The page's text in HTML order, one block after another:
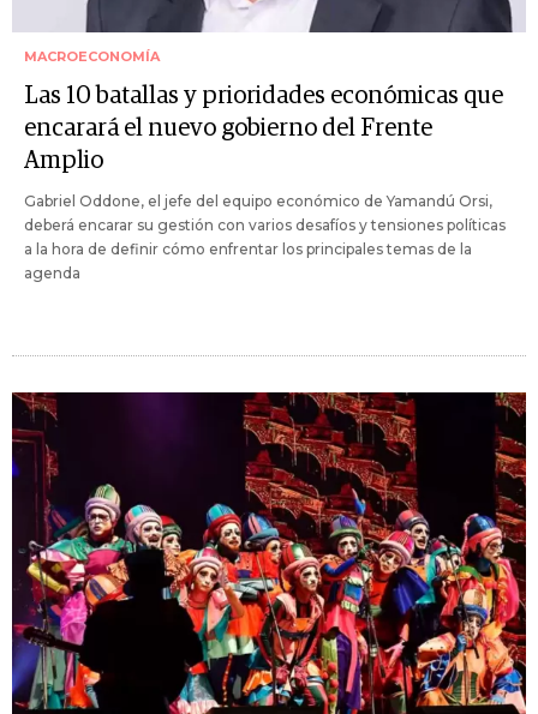
MACROECONOMÍA
Las 10 batallas y prioridades económicas que
encarará el nuevo gobierno del Frente
Amplio
Gabriel Oddone, el jefe del equipo económico de Yamandú Orsi,
deberá encarar su gestión con varios desafíos y tensiones políticas
a la hora de definir cómo enfrentar los principales temas de la
agenda